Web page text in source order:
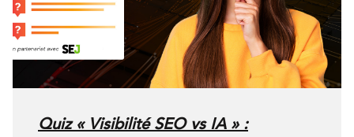
Quiz « Visibilité SEO vs IA » :